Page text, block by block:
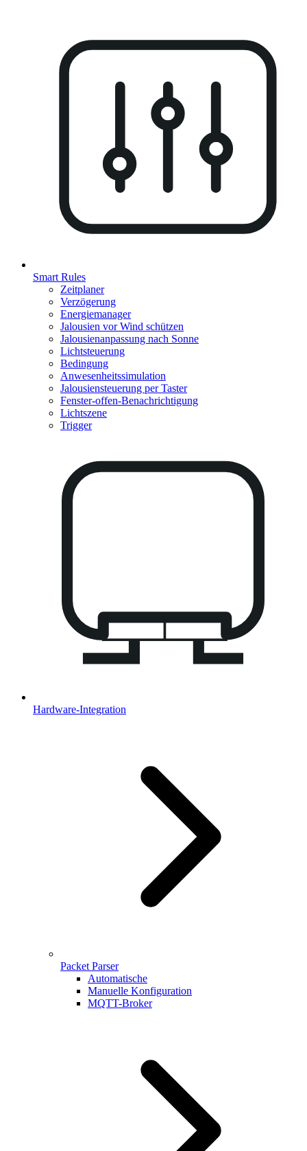
Smart Rules
Zeitplaner
Verzögerung
Energiemanager
Jalousien vor Wind schützen
Jalousienanpassung nach Sonne
Lichtsteuerung
Bedingung
Anwesenheitssimulation
Jalousiensteuerung per Taster
Fenster-offen-Benachrichtigung
Lichtszene
Trigger
Hardware-Integration
Packet Parser
Automatische
Manuelle Konfiguration
MQTT-Broker